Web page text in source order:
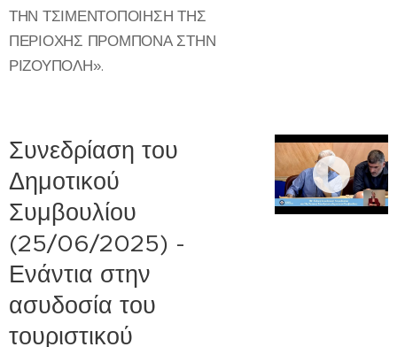
ΤΗΝ ΤΣΙΜΕΝΤΟΠΟΙΗΣΗ ΤΗΣ
ΠΕΡΙΟΧΗΣ ΠΡΟΜΠΟΝΑ ΣΤΗΝ
ΡΙΖΟΥΠΟΛΗ».
Συνεδρίαση του
Δημοτικού
Συμβουλίου
(25/06/2025) -
Ενάντια στην
ασυδοσία του
τουριστικού